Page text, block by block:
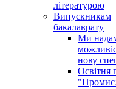
літературою
Випускникам
бакалаврату
Ми
нову
Освітня